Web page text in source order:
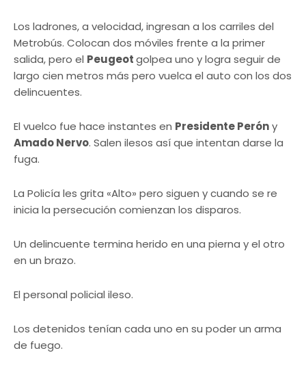
Los ladrones, a velocidad, ingresan a los carriles del
Metrobús. Colocan dos móviles frente a la primer
salida, pero el Peugeotgolpea uno y logra seguir de
largo cien metros más pero vuelca el auto con los dos
delincuentes.
El vuelco fue hace instantes en Presidente Peróny
Amado Nervo. Salen ilesos así que intentan darse la
fuga.
La Policía les grita «Alto» pero siguen y cuando se re
inicia la persecución comienzan los disparos.
Un delincuente termina herido en una pierna y el otro
en un brazo.
El personal policial ileso.
Los detenidos tenían cada uno en su poder un arma
de fuego.